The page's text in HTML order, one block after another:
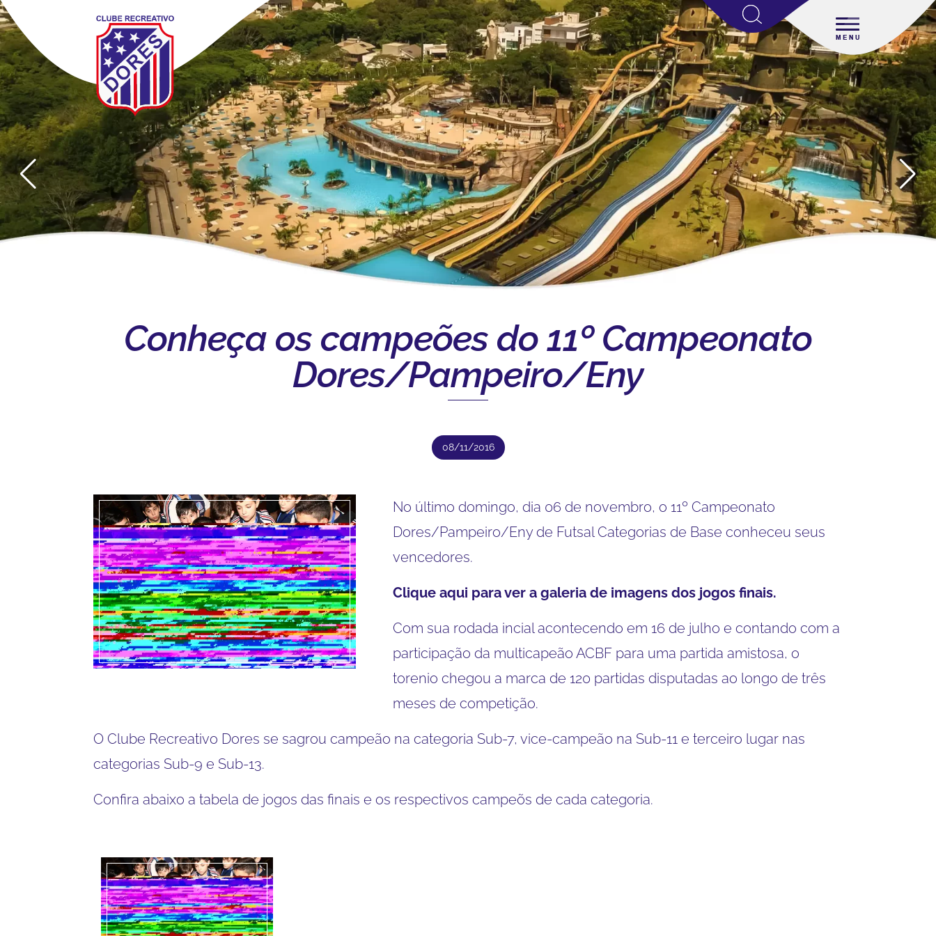
Conheça os campeões do 11º Campeonato
Dores/Pampeiro/Eny
08/11/2016
No último domingo, dia 06 de novembro, o 11º Campeonato
Dores/Pampeiro/Eny de Futsal Categorias de Base conheceu seus
vencedores.
Clique aqui para ver a galeria de imagens dos jogos finais.
Com sua rodada incial acontecendo em 16 de julho e contando com a
participação da multicapeão ACBF para uma partida amistosa, o
torenio chegou a marca de 120 partidas disputadas ao longo de três
meses de competição.
O Clube Recreativo Dores se sagrou campeão na categoria Sub-7, vice-campeão na Sub-11 e terceiro lugar nas
categorias Sub-9 e Sub-13.
Confira abaixo a tabela de jogos das finais e os respectivos campeõs de cada categoria.